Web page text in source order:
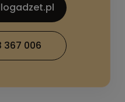
367 006